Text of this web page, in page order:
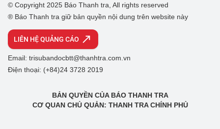
© Copyright 2025 Báo Thanh tra, All rights reserved
® Báo Thanh tra giữ bản quyền nội dung trên website này
LIÊN HỆ QUẢNG CÁO
Email: trisubandocbtt@thanhtra.com.vn
Điện thoại: (+84)24 3728 2019
BẢN QUYỀN CỦA BÁO THANH TRA
CƠ QUAN CHỦ QUẢN: THANH TRA CHÍNH PHỦ